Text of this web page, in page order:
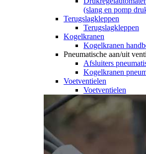
(slang en pomp
Terugslagkleppen
Terugslagkleppen
Kogelkranen
Kogelkranen
Pneumatische aan/uit
Afsluiters
Kogelkranen
Voetventielen
Voetventielen